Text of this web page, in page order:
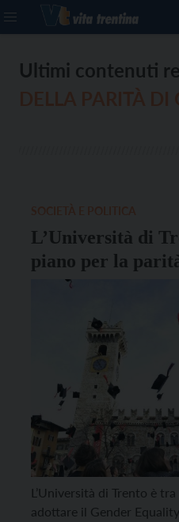
Ultimi contenuti
L’Università di
piano per la
primi atenei a farlo
L’Università di Trento è
adottare il Gender